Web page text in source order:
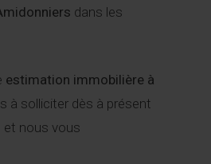
dans les
estimation immobilière à
à solliciter dès à présent
nous vous